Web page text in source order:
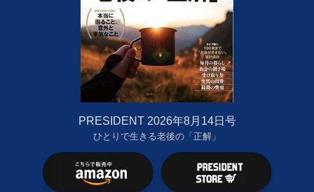
PRESIDENT 2026年8月14日号
ひとりで生きる老後の「正解」